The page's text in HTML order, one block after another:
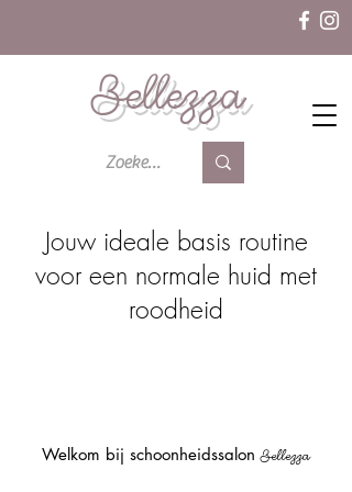
Bellezza
Jouw ideale basis routine
voor een normale huid met
roodheid
Welkom bij schoonheidssalonBellezza